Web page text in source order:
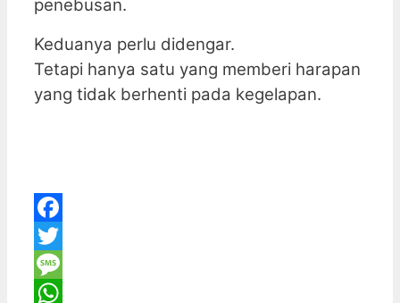
penebusan.
Keduanya perlu didengar.
Tetapi hanya satu yang memberi harapan
yang tidak berhenti pada kegelapan.
Facebook
Twitter
Message